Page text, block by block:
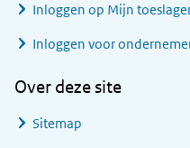
Inloggen op Mijn
Inloggen voor
Over deze site
Sitemap